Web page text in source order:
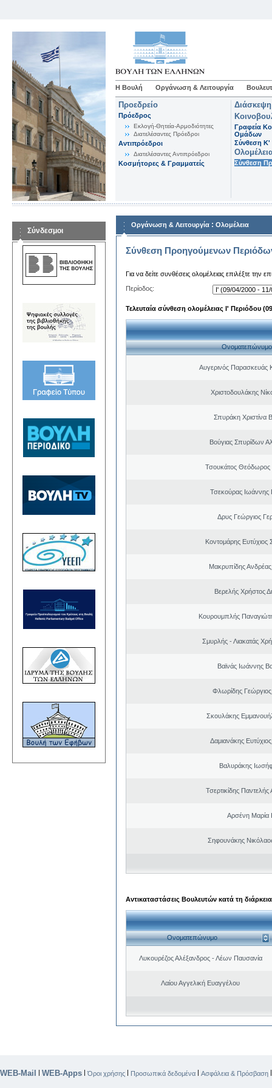
Η Βουλή Οργάνωση & Λειτουργία
Προεδρείο
Πρόεδρος
Εκλογή-Θητεία-Αρμοδιότητες
Διατελέσαντες Πρόεδροι
Αντιπρόεδροι
Διατελέσαντες Αντιπρόεδροι
Κοσμήτορες & Γραμματείς
Γραφεία
Ομάδων
Σύνθεση K'
Σύνθεση
Σύνδεσμοι
Οργάνωση & Λειτουργία : Ολομέλεια
Σύνθεση Προηγούμενων
Για να δείτε συνθέσεις ολομέλειας επιλέξτε την
Περίοδος:
Τελευταία σύνθεση ολομέλειας Ι' Περιόδου
Ονοματεπώνυμο
Αυγερινός Παρασκευάς
Χριστοδουλάκης
Σπυράκη Χριστίνα
Βούγιας Σπυρίδων
Τσουκάτος Θεόδωρος
Τσεκούρας Ιωάννης
Δρυς Γεώργιος
Κοντομάρης Ευτύχιος
Μακρυπίδης Ανδρέας
Βερελής Χρήστος
Κουρουμπλής
Σμυρλής - Λιακατάς
Βαϊνάς Ιωάννης
Φλωρίδης Γεώργιος
Σκουλάκης
Δαμιανάκης
Βαλυράκης
Τσερτικίδης Παντελής
Αρσένη Μαρία
Σηφουνάκης
Αντικαταστάσεις Βουλευτών κατά τη
Ονοματεπώνυμο
Λυκουρέζος Αλέξανδρος - Λέων Παυσανία
Λαίου Αγγελική Ευαγγέλου
WEB-Mail | WEB-Apps |Όροι χρήσης | Προσωπικά δεδομένα | Ασφάλεια & Πρόσβαση